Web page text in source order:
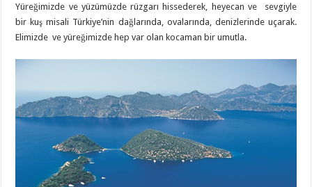
Yüreğimizde ve yüzümüzde rüzgarı hissederek, heyecan ve sevgiyle
bir kuş misali Türkiye’nin dağlarında, ovalarında, denizlerinde uçarak.
Elimizde ve yüreğimizde hep var olan kocaman bir umutla.